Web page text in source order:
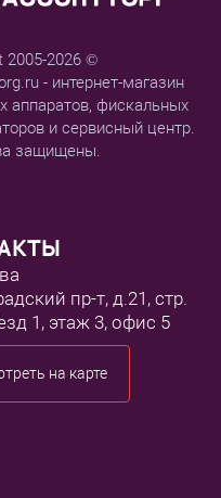
2005-2026 ©
- интернет-магазин
аппаратов, фискальных
и сервисный центр.
защищены.
пр-т, д.21, стр.
1, этаж 3, офис 5
на карте